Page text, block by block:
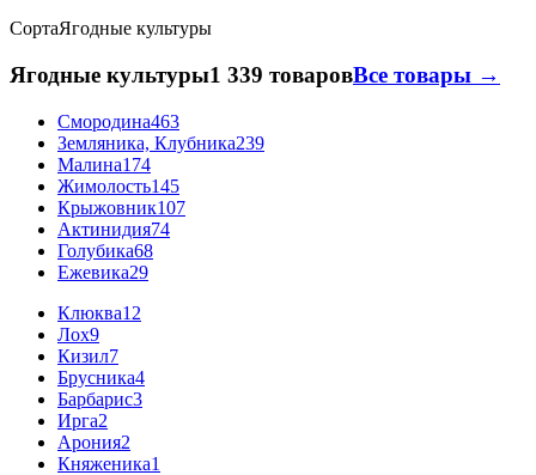
СортаЯгодные культуры
Ягодные культуры1 339 товаровВсе товары →
Смородина463
Земляника, Клубника239
Малина174
Жимолость145
Крыжовник107
Актинидия74
Голубика68
Ежевика29
Клюква12
Лох9
Кизил7
Брусника4
Барбарис3
Ирга2
Арония2
Княженика1